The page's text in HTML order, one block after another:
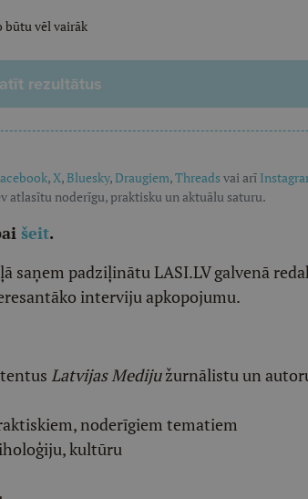
būtu vēl vairāk
rezultātus
,X,Bluesky,Draugiem,Threadsvai arī
atlasītu noderīgu, praktisku un aktuālu saturu.
šeit.
saņem padziļinātu LASI.LV galvenā
interviju apkopojumu.
Latvijas Medijužurnālistu un
noderīgiem tematiem
kultūru